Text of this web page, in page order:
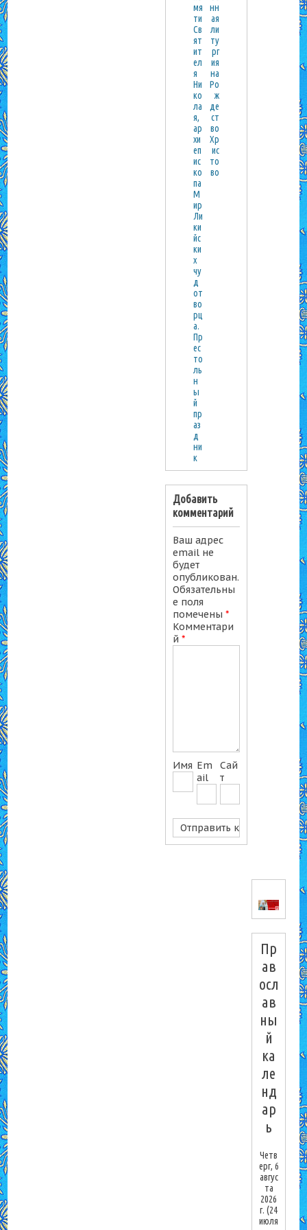
мя
ти
Св
ят
ит
ел
я
Ни
ко
ла
я,
ар
хи
еп
ис
ко
па
М
ир
Ли
ки
йс
ки
х
чу
д
от
во
рц
а.
Пр
ес
то
ль
н
ы
й
пр
аз
д
ни
к
нн
ая
ли
ту
рг
ия
на
Ро
ж
де
ст
во
Хр
ис
то
во
Добавить
комментарий
Ваш адрес
email не
будет
опубликован.
Обязательны
е поля
помечены*
Комментари
й*
Имя Em
ail
Сай
т
Пр
ав
осл
ав
ны
й
ка
ле
нд
ар
ь
Четв
ерг, 6
авгус
та
2026
г.(24
июля